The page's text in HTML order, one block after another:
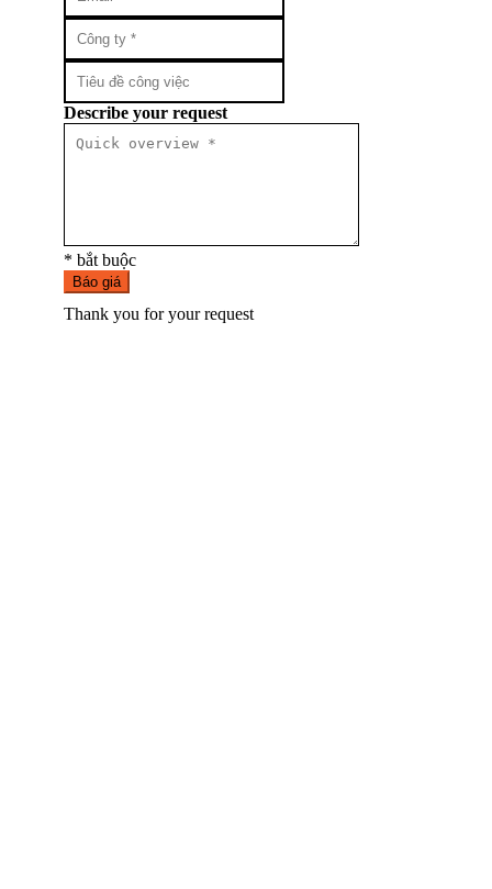
Describe your request
* bắt buộc
Báo giá
Thank you for your request